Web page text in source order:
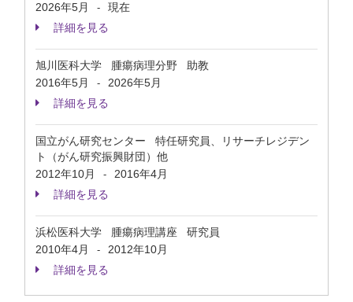
2026年5月
-
現在
詳細を見る
旭川医科大学 腫瘍病理分野 助教
2016年5月
-
2026年5月
詳細を見る
国立がん研究センター 特任研究員、リサーチレジデン
ト（がん研究振興財団）他
2012年10月
-
2016年4月
詳細を見る
浜松医科大学 腫瘍病理講座 研究員
2010年4月
-
2012年10月
詳細を見る